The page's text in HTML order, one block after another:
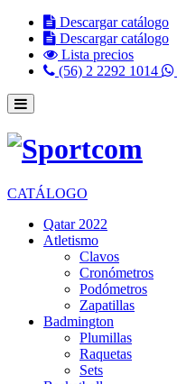
Descargar catálogo
Descargar catálogo
Lista precios
(56) 2 2292 1014
CATÁLOGO
Qatar 2022
Atletismo
Clavos
Cronómetros
Podómetros
Zapatillas
Badmington
Plumillas
Raquetas
Sets